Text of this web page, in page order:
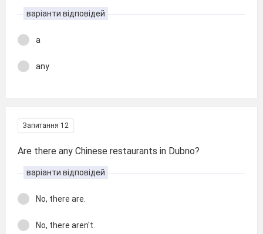
варіанти відповідей
a
any
Запитання 12
Are there any Chinese restaurants in Dubno?
варіанти відповідей
No, there are.
No, there aren't.